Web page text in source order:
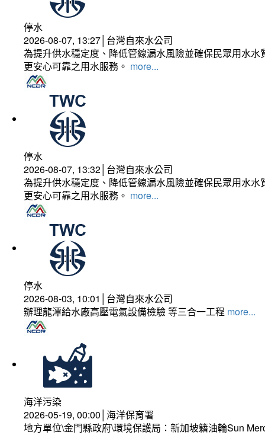
停水
2026-08-07, 13:27│台灣自來水公司
為提升供水穩定度、降低管線漏水風險並確保民眾用水
更安心可靠之用水服務。 more...
停水
2026-08-07, 13:32│台灣自來水公司
為提升供水穩定度、降低管線漏水風險並確保民眾用水
更安心可靠之用水服務。 more...
停水
2026-08-03, 10:01│台灣自來水公司
辦理龍潭給水廠高壓電氣設備檢驗 等三合一工程 more...
海洋污染
2026-05-19, 00:00│海洋保育署
地方單位\金門縣政府\環境保護局：新加坡籍油輪Sun